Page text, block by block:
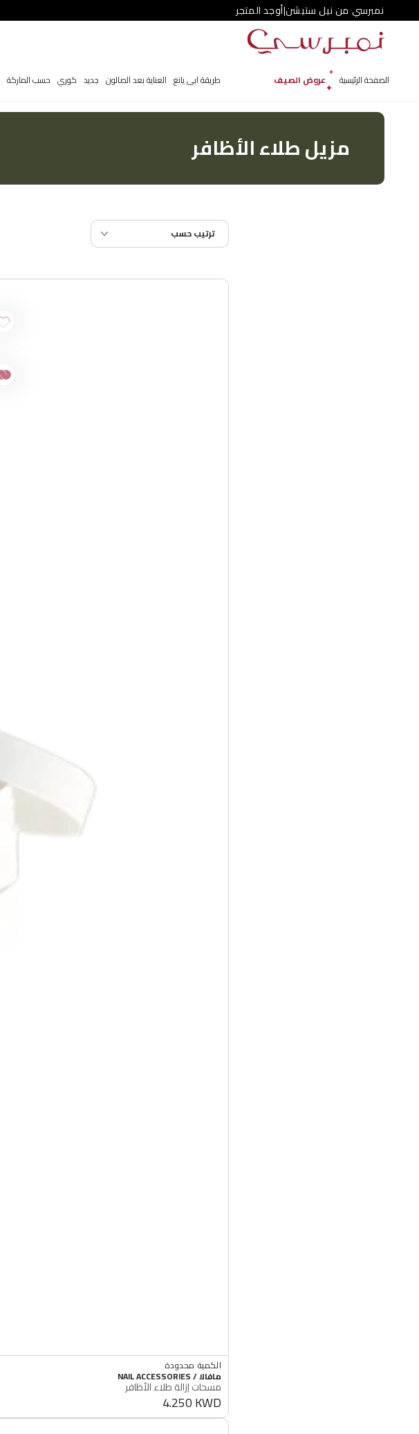
تخطي إلى المحتوى
نمبرسي من نيل ستيشن|أوجد المتجر
الصفحة الرئيسية عروض الصيف طريقة ابی يانغ العناية بعد الصالون جديد كوري حسب الماركة
مزيل طلاء الأظافر
ترتيب حسب
مسحات
إزالة
طلاء
الأظافر
الكمية محدودة
أصلي 100%
الكمية محدودة
أصلي 100%
البائع
مافالا / NAIL ACCESSORIES
مسحات إزالة طلاء الأظافر
سعر
عادي
4.250 KWD